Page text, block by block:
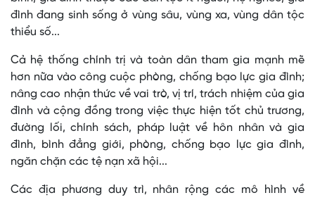
đình đang sinh sống ở vùng sâu, vùng xa, vùng dân tộc
thiểu số...
Cả hệ thống chính trị và toàn dân tham gia mạnh mẽ
hơn nữa vào công cuộc phòng, chống bạo lực gia đình;
nâng cao nhận thức về vai trò, vị trí, trách nhiệm của gia
đình và cộng đồng trong việc thực hiện tốt chủ trương,
đường lối, chính sách, pháp luật về hôn nhân và gia
đình, bình đẳng giới, phòng, chống bạo lực gia đình,
ngăn chặn các tệ nạn xã hội...
Các địa phương duy trì, nhân rộng các mô hình về